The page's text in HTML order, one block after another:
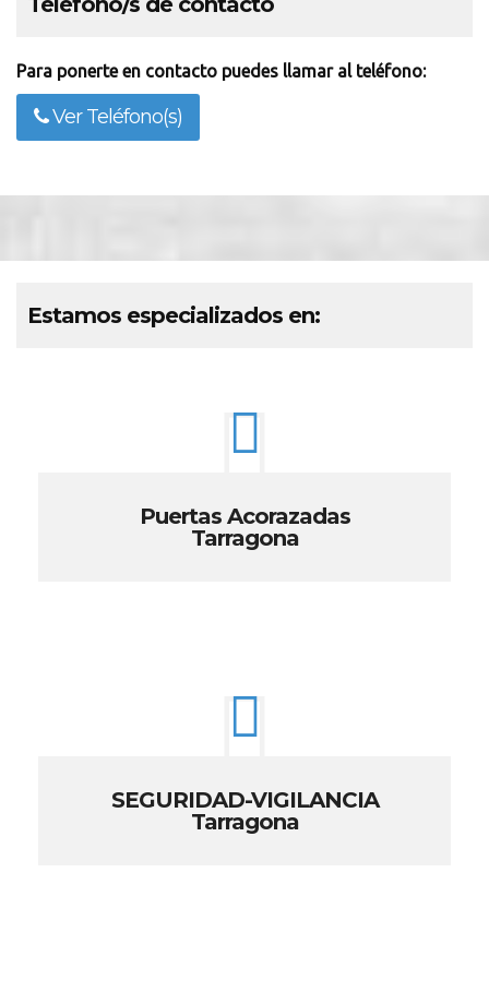
Para ponerte en contacto puedes llamar al teléfono:
Ver Teléfono(s)
Estamos especializados en:
Puertas Acorazadas
Tarragona
SEGURIDAD-VIGILANCIA
Tarragona